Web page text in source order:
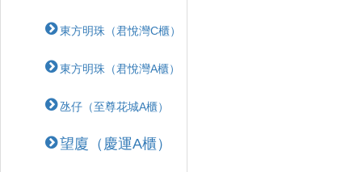
東方明珠（君悅灣C櫃）
東方明珠（君悅灣A櫃）
氹仔（至尊花城A櫃）
望廈（慶運A櫃）